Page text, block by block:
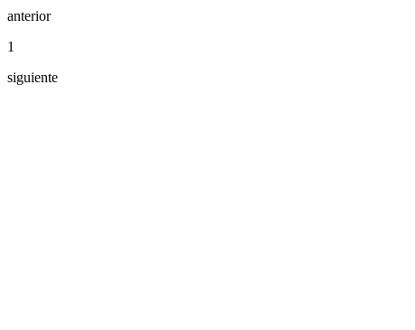
anterior
1
siguiente